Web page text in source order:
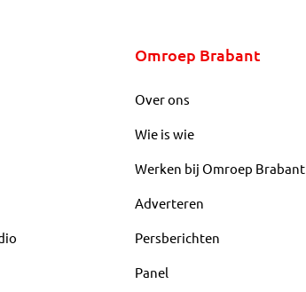
Omroep Brabant
Over ons
Wie is wie
Werken bij Omroep Brabant
Adverteren
Persberichten
Panel